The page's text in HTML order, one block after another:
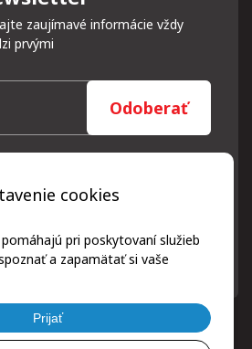
cookies
pri poskytovaní služieb
a zapamätať si vaše
Prijať
zaujímavé informácie vždy
prvými
Odoberať
budeme spracovávať len za týmto
legislatívou a zásadami ochrany
potvrdíte kliknutím na odkaz, ktorý
kliknutím na odkaz z ktoréhokoľvek